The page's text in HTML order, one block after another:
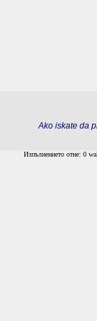
Ako iskate da
Изпълнението отне: 0